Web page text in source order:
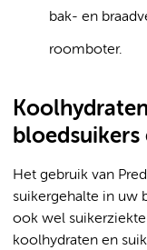
bak- en
roomboter.
bloedsuikers
Het gebruik van
suikergehalte in uw
ook wel
koolhydraten en